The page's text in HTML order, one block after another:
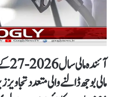
مالی بوجھ ڈالنے والی متعدد